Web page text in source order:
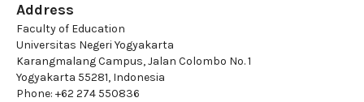
Address
Faculty of Education
Universitas Negeri Yogyakarta
Karangmalang Campus, Jalan Colombo No. 1
Yogyakarta 55281, Indonesia
Phone: +62 274 550836